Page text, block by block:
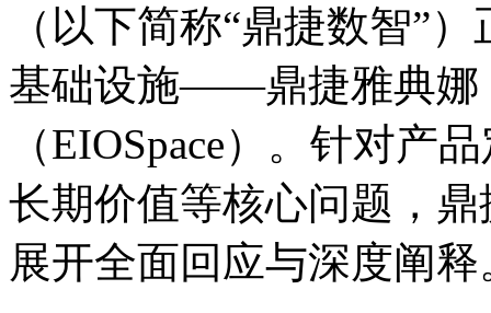
（以下简称“鼎捷数智”
基础设施——鼎捷雅典娜
（EIOSpace）。针对产
长期价值等核心问题，
展开全面回应与深度阐释